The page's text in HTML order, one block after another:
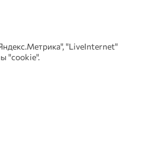
"LiveInternet"
"cookie".